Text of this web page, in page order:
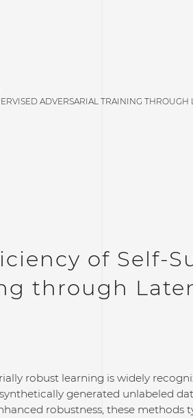
ADVERSARIAL TRAINING THROUGH
of Self-
through
robust learning is widely
generated unlabeled
robustness, these